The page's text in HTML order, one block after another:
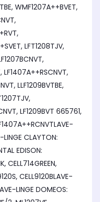
LINGE CLAYTON:
EDISON:
LINGE DOMEOS: